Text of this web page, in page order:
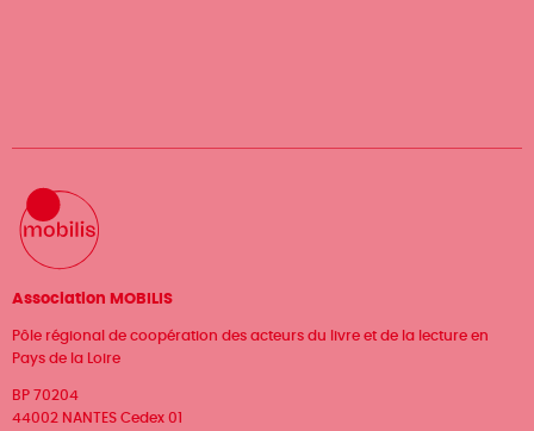
Association MOBILIS
Pôle régional de coopération des acteurs du livre et de la lecture en
Pays de la Loire
BP 70204
44002 NANTES Cedex 01